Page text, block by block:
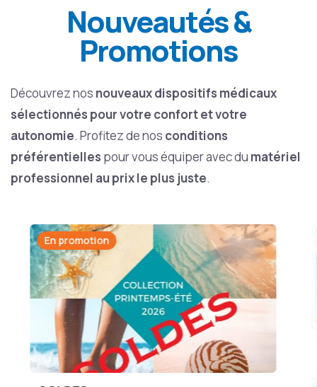
Nouveautés&
Promotions
Découvrez nos nouveaux dispositifs médicaux
sélectionnés pour votre confort et votre
autonomie. Profitez de nos conditions
préférentielles pour vous équiper avec du matériel
professionnel au prix le plus juste.
En promotion